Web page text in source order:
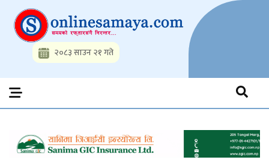
content
Onlinesamaya.com
Nepal News Portal, Business, Hot News, Interview, Opinions,
Politics, Science, Technology, Social, Media, Sports, Youth, Model
Watch, Movies
२०८३ साउन २१ गते